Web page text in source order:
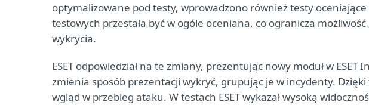
optymalizowane pod testy, wprowadzono również testy oceniające
testowych przestała być w ogóle oceniana, co ogranicza
wykrycia.
ESET odpowiedział na te zmiany, prezentując nowy moduł w
zmienia sposób prezentacji wykryć, grupując je w incydenty.
wgląd w przebieg ataku. W testach ESET wykazał wysoką